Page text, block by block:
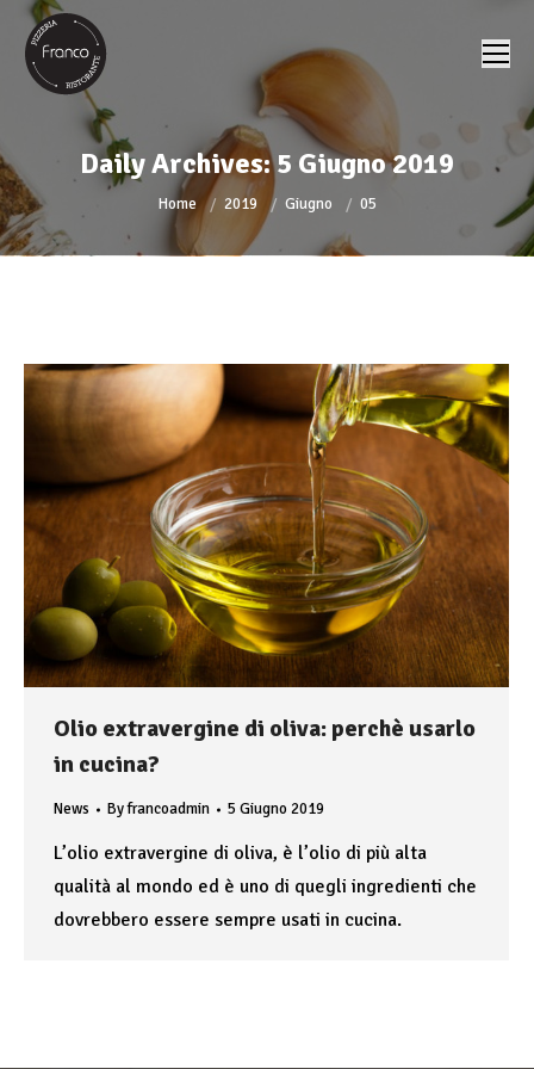
Daily Archives:5 Giugno 2019
You are here:
Home 2019 Giugno 05
Olio extravergine di oliva: perchè usarlo
in cucina?
News Byfrancoadmin 5 Giugno 2019
L’olio extravergine di oliva, è l’olio di più alta
qualità al mondo ed è uno di quegli ingredienti che
dovrebbero essere sempre usati in cucina.